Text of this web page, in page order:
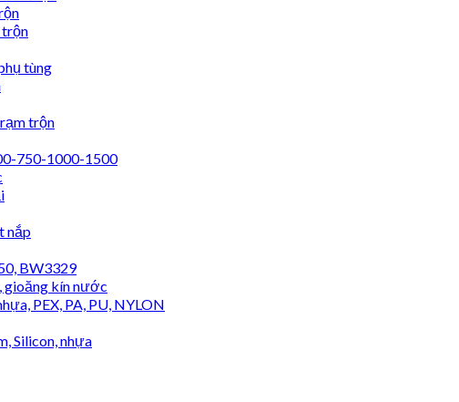
tùng
trộn
750-1000-1500
nắp
BW3329
gioăng kín nước
PEX, PA, PU, NYLON
Silicon, nhựa